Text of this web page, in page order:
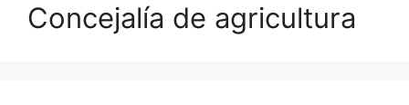
Concejalía de agricultura